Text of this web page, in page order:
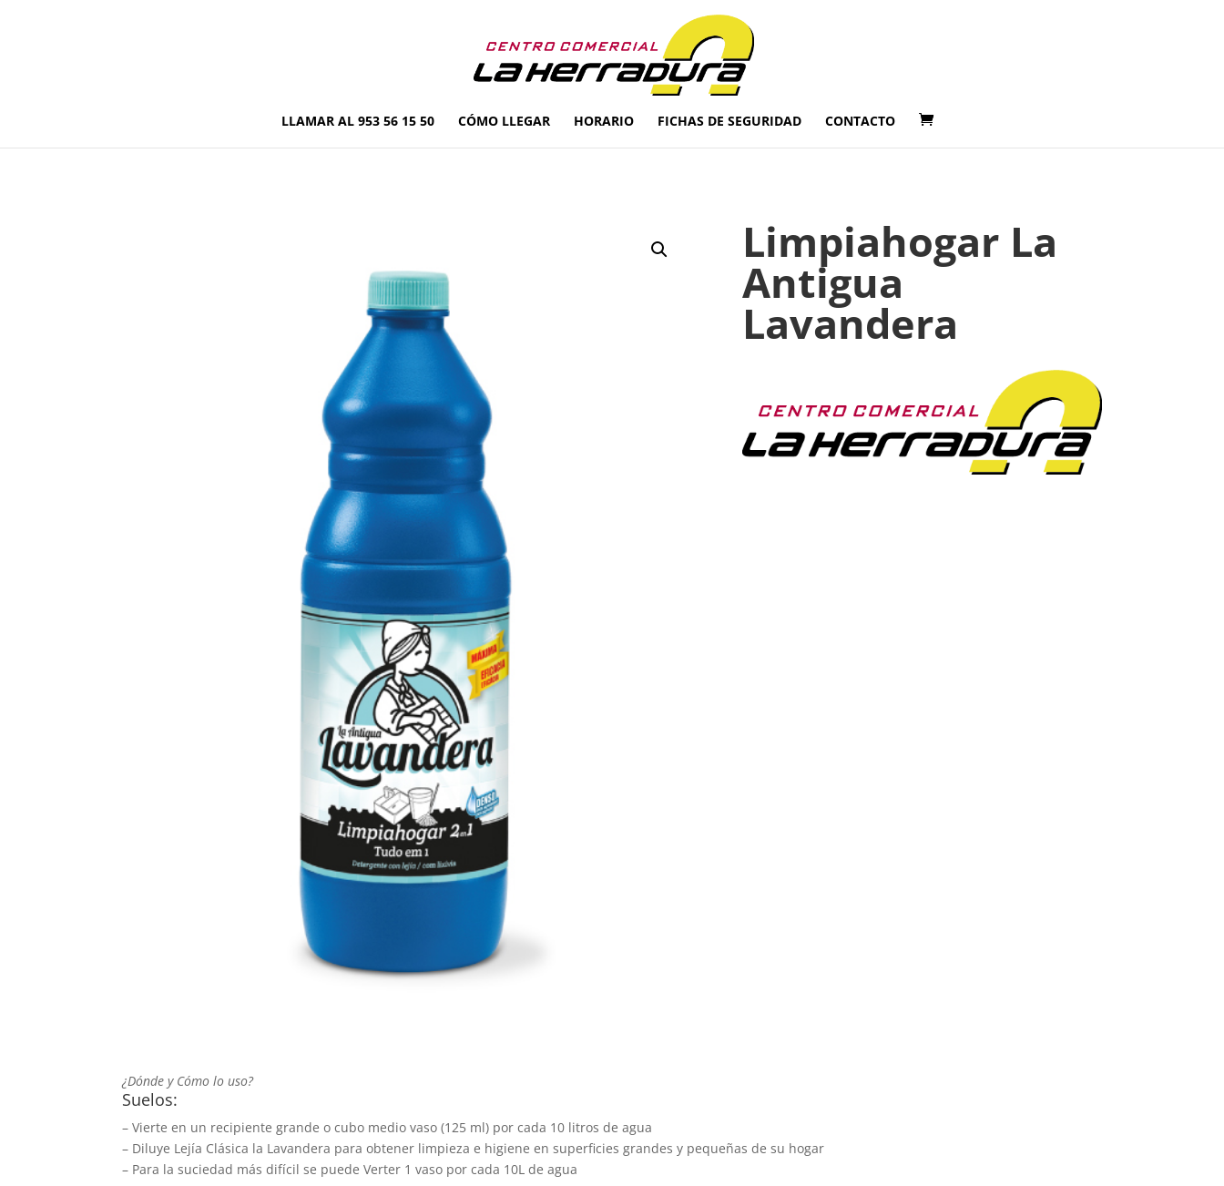
LLAMAR AL 953 56 15 50 CÓMO LLEGAR HORARIO FICHAS DE SEGURIDAD CONTACTO
Limpiahogar La
Antigua
Lavandera
¿Dónde y Cómo lo uso?
Suelos:
– Vierte en un recipiente grande o cubo medio vaso (125 ml) por cada 10 litros de agua
– Diluye Lejía Clásica la Lavandera para obtener limpieza e higiene en superficies grandes y pequeñas de su hogar
– Para la suciedad más difícil se puede Verter 1 vaso por cada 10L de agua